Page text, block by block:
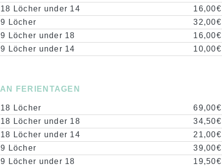
18 Löcher under 14
16,00€
9 Löcher
32,00€
9 Löcher under 18
16,00€
9 Löcher under 14
10,00€
AN FERIENTAGEN
18 Löcher
69,00€
18 Löcher under 18
34,50€
18 Löcher under 14
21,00€
9 Löcher
39,00€
9 Löcher under 18
19,50€